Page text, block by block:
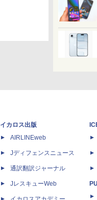
イカロス出版
AIRLINEweb
Jディフェンスニュース
通訳翻訳ジャーナル
JレスキューWeb